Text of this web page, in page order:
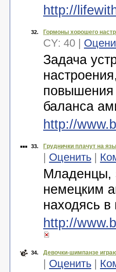
http://
32. Гормоны хорошего
CY: 40 |
Задача
повышения
баланса
http://
33. Груднички плачут на
| Оценить |
Младенцы,
немецким
находясь
http://
34. Девочки-шимпанзе
| Оценить |